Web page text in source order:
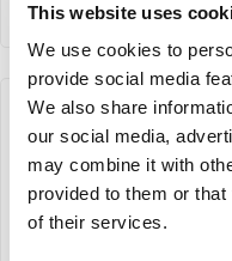
This website uses
We use cookies to
provide social media
We also share
our social media,
may combine it with
provided to them or
of their services.